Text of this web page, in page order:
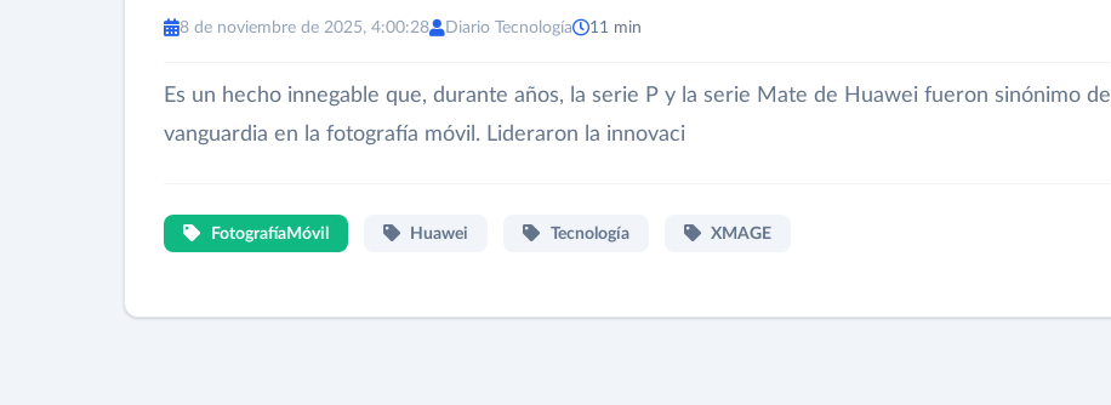
8 de noviembre de 2025, 4:00:28 Diario Tecnología 11 min
Es un hecho innegable que, durante años, la serie P y la serie Mate de Huawei fueron sinónimo de
vanguardia en la fotografía móvil. Lideraron la innovaci
FotografíaMóvil Huawei Tecnología XMAGE